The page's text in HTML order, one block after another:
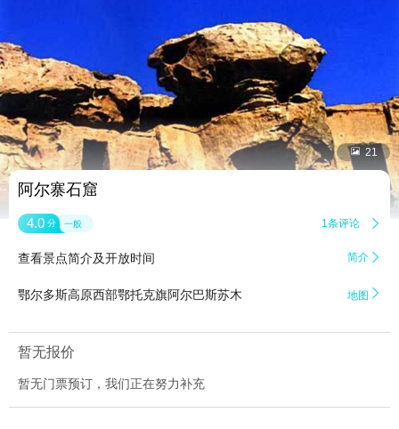
 21
阿尔寨石窟
4.0 分 一般 1条评论 
查看景点简介及开放时间 简介 
鄂尔多斯高原西部鄂托克旗阿尔巴斯苏木 地图 
暂无报价
暂无门票预订，我们正在努力补充